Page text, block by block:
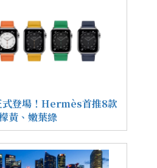
登場！Hermès首推8款
黃、嫩葉綠